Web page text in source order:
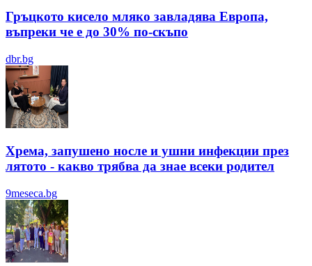
Гръцкото кисело мляко завладява Европа,
въпреки че е до 30% по-скъпо
dbr.bg
Хрема, запушено носле и ушни инфекции през
лятотo - какво трябва да знае всеки родител
9meseca.bg